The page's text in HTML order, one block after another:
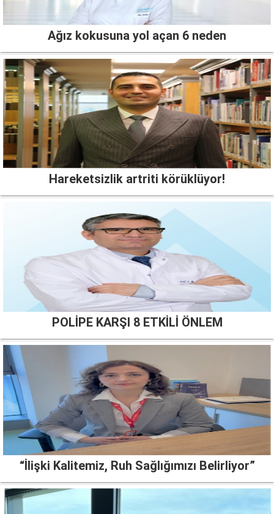
Ağız kokusuna yol açan 6 neden
Hareketsizlik artriti körüklüyor!
POLİPE KARŞI 8 ETKİLİ ÖNLEM
“İlişki Kalitemiz, Ruh Sağlığımızı Belirliyor”